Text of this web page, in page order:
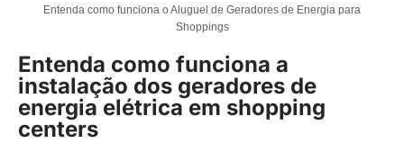
Entenda como funciona o Aluguel de Geradores de Energia para
Shoppings
Entenda como funciona a
instalação dos geradores de
energia elétrica em shopping
centers